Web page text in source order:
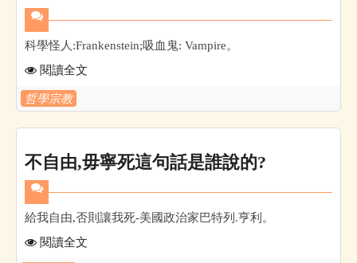
科學怪人:Frankenstein;吸血鬼: Vampire。
閱讀全文
哲學宗教
不自由,毋寧死這句話是誰說的?
給我自由,否則讓我死-美國政治家巴特列.亨利。
閱讀全文